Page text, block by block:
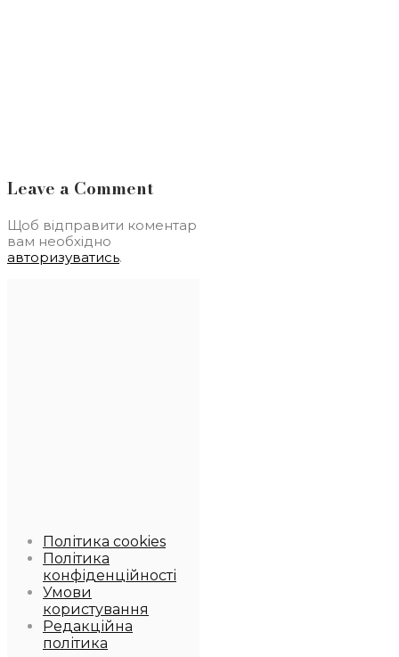
Leave a Comment
Щоб відправити коментар
вам необхідно
авторизуватись.
Політика cookies
Політика
конфіденційності
Умови
користування
Редакційна
політика